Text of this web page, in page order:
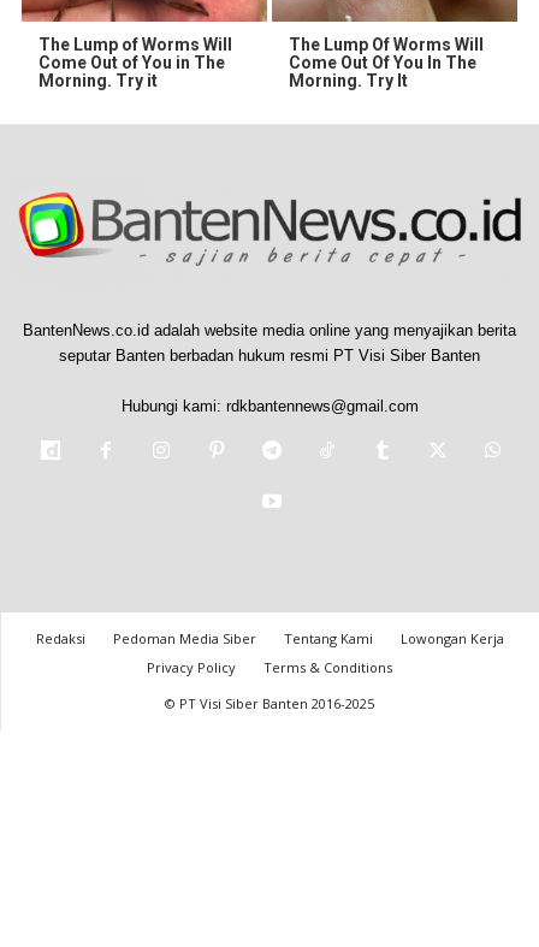
The Lump of Worms Will
Come Out of You in The
Morning. Try it
The Lump Of Worms Will
Come Out Of You In The
Morning. Try It
BantenNews.co.id adalah website media online yang menyajikan berita
seputar Banten berbadan hukum resmi PT Visi Siber Banten
Hubungi kami: rdkbantennews@gmail.com
Redaksi Pedoman Media Siber Tentang Kami
Lowongan Kerja
Privacy Policy
Terms & Conditions
© PT Visi Siber Banten 2016-2025